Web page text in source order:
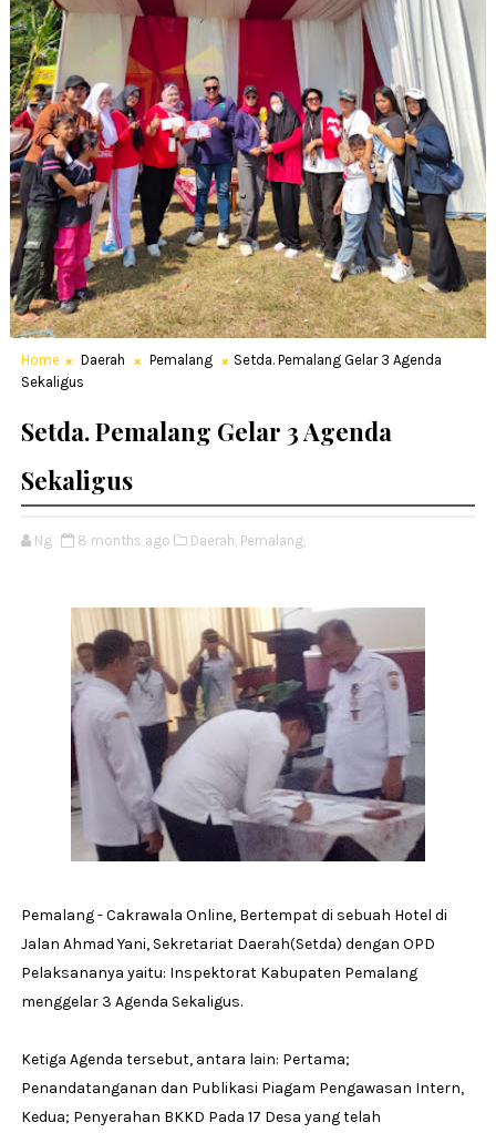
Home Daerah Pemalang
Setda. Pemalang Gelar 3 Agenda
Sekaligus
Setda. Pemalang Gelar 3 Agenda
Sekaligus
Ng 8 months ago Daerah, Pemalang,
Pemalang - Cakrawala Online, Bertempat di sebuah Hotel di
Jalan Ahmad Yani, Sekretariat Daerah(Setda) dengan OPD
Pelaksananya yaitu: Inspektorat Kabupaten Pemalang
menggelar 3 Agenda Sekaligus.
Ketiga Agenda tersebut, antara lain: Pertama;
Penandatanganan dan Publikasi Piagam Pengawasan Intern,
Kedua; Penyerahan BKKD Pada 17 Desa yang telah